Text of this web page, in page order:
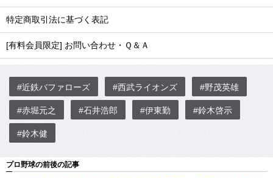
特定商取引法に基づく表記
[有料会員限定] お問い合わせ・Ｑ＆Ａ
#近鉄バファローズ #西武ライオンズ #野茂英雄
#赤堀元之 #石井浩郎 #伊東勤 #鈴木啓示
#鈴木健
プロ野球の前後の記事